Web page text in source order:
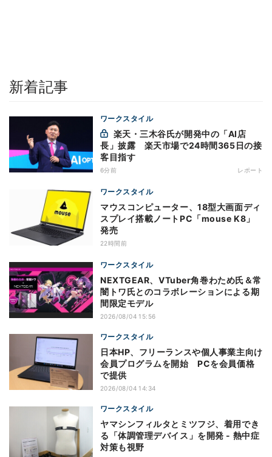
新着記事
ワークスタイル
長」披露 楽天市場で24時間365日の接
客目指す
6分前 レポート
ワークスタイル
マウスコンピューター、18型大画面ディ
スプレイ搭載ノートPC「mouse K8」
発売
22時間前
ワークスタイル
NEXTGEAR、VTuber角巻わため氏＆常
闇トワ氏とのコラボレーションによる期
間限定モデル
2026/08/04 15:56
ワークスタイル
日本HP、フリーランスや個人事業主向け
会員プログラムを開始 PCを会員価格
で提供
2026/08/04 14:34
ワークスタイル
ヤマシンフィルタとミツフジ、着用でき
る「体調管理デバイス」を開発 - 熱中症
対策も視野